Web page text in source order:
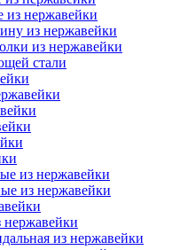
из нержавейки
из нержавейки
из нержавейки
стали
из нержавейки
из нержавейки
нержавейки
из нержавейки